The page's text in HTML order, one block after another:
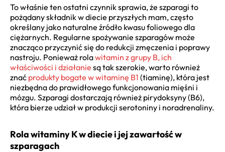
To właśnie ten ostatni czynnik sprawia, że szparagi to
pożądany składnik w diecie przyszłych mam, często
określany jako naturalne źródło kwasu foliowego dla
ciężarnych. Regularne spożywanie szparagów może
znacząco przyczynić się do redukcji zmęczenia i poprawy
nastroju. Ponieważ rolawitamin z grupy B, ich
właściwości i działanie są tak szerokie, warto również
znać produkty bogate w witaminę B1 (tiaminę), która jest
niezbędna do prawidłowego funkcjonowania mięśni i
mózgu. Szparagi dostarczają również pirydoksyny (B6),
która bierze udział w produkcji serotoniny i noradrenaliny.
Rola witaminy K w diecie i jej zawartość w
szparagach